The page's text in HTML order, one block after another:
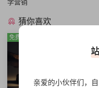
学营销
猜你喜欢
免费
亲爱的小伙伴们，